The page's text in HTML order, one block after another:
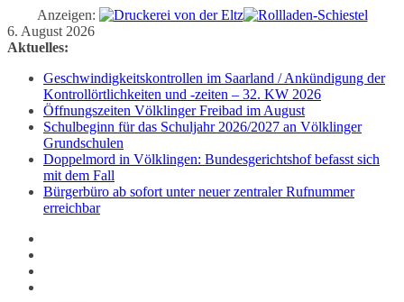
Anzeigen:
Zum
Inhalt
6. August 2026
Aktuelles:
Geschwindigkeitskontrollen im Saarland / Ankündigung der
Kontrollörtlichkeiten und -zeiten – 32. KW 2026
Öffnungszeiten Völklinger Freibad im August
Schulbeginn für das Schuljahr 2026/2027 an Völklinger
Grundschulen
Doppelmord in Völklingen: Bundesgerichtshof befasst sich
mit dem Fall
Bürgerbüro ab sofort unter neuer zentraler Rufnummer
erreichbar